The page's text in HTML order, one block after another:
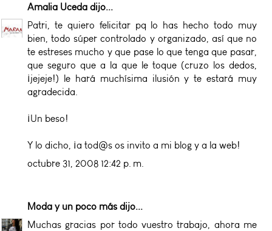
Amalia Uceda dijo...
Patri, te quiero felicitar pq lo has hecho todo muy
bien, todo súper controlado y organizado, así que no
te estreses mucho y que pase lo que tenga que pasar,
que seguro que a la que le toque (cruzo los dedos,
¡jejeje!) le hará muchísima ilusión y te estará muy
agradecida.
¡Un beso!
Y lo dicho, ¡a tod@s os invito a mi blog y a la web!
octubre 31, 2008 12:42 p. m.
Moda y un poco más dijo...
Muchas gracias por todo vuestro trabajo, ahora me